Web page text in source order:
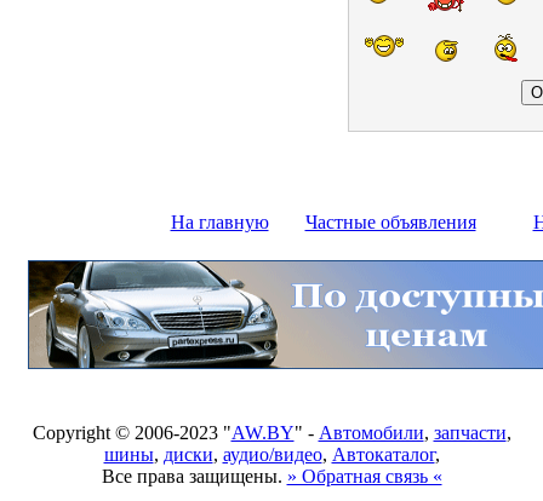
На главную Частные объявления
Copyright © 2006-2023 "AW.BY" - Автомобили, запчасти,
шины, диски, аудио/видео, Автокаталог,
Все права защищены. » Обратная связь «